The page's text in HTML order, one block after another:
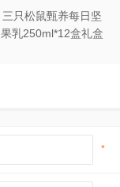
三只松鼠甄养每日坚
果乳250ml*12盒礼盒
*